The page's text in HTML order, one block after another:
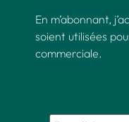
En m’abonnant,
soient utilisées
commerciale.